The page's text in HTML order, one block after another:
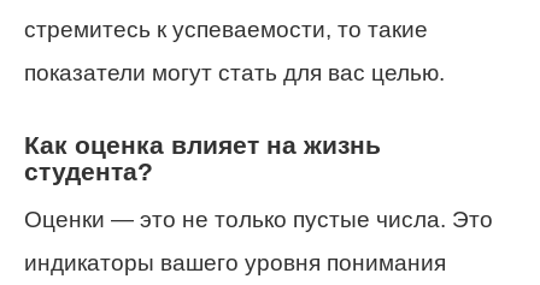
стремитесь к успеваемости, то такие
показатели могут стать для вас целью.
Как оценка влияет на жизнь
студента?
Оценки — это не только пустые числа. Это
индикаторы вашего уровня понимания